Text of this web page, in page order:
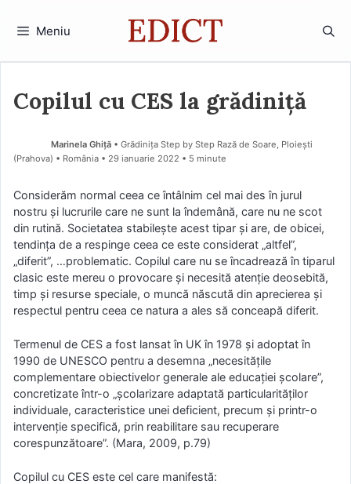
Meniu
Copilul cu CES la grădiniță
Marinela Ghiţă • Grădinița Step by Step Rază de Soare, Ploiești
(Prahova) • România
29 ianuarie 2022 • 5 minute
Considerăm normal ceea ce întâlnim cel mai des în jurul
nostru şi lucrurile care ne sunt la îndemână, care nu ne scot
din rutină. Societatea stabilește acest tipar şi are, de obicei,
tendința de a respinge ceea ce este considerat „altfel”,
„diferit”, …problematic. Copilul care nu se încadrează în tiparul
clasic este mereu o provocare şi necesită atenție deosebită,
timp şi resurse speciale, o muncă născută din aprecierea şi
respectul pentru ceea ce natura a ales să conceapă diferit.
Termenul de CES a fost lansat în UK în 1978 şi adoptat în
1990 de UNESCO pentru a desemna „necesităţile
complementare obiectivelor generale ale educaţiei şcolare”,
concretizate într-o „şcolarizare adaptată particularităţilor
individuale, caracteristice unei deficient, precum şi printr-o
intervenţie specifică, prin reabilitare sau recuperare
corespunzătoare”. (Mara, 2009, p.79)
Copilul cu CES este cel care manifestă: